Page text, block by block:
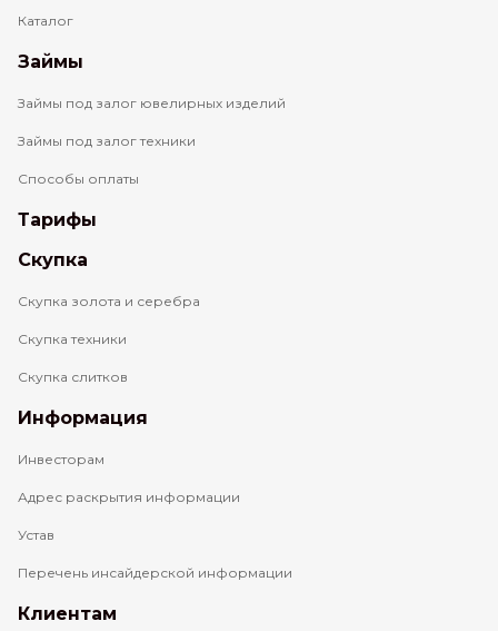
Каталог
Займы
Займы под залог ювелирных изделий
Займы под залог техники
Способы оплаты
Тарифы
Скупка
Скупка золота и серебра
Скупка техники
Скупка слитков
Информация
Инвесторам
Адрес раскрытия информации
Устав
Перечень инсайдерской информации
Клиентам